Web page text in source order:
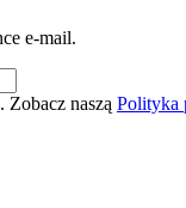
e-mail.
Zobacz naszą Polityka